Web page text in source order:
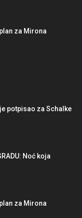
za Mirona
potpisao za Schalke
Noć koja
za Mirona